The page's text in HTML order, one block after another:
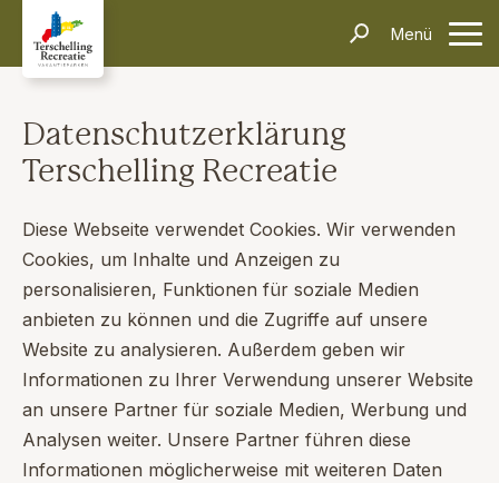
Menü
Kontakt
Unterkünfte
Informationen
Häufig gestellte Fragen
Anreise & Transport
Dörfer & Einkaufen
Aktivitäten & Tipps
Über Terschelling
Inselerlebnisse
Alleinreisende
Dark Sky Park
Schiffswrackmuseum
Kontakt
Suchen und Buchen
Datenschutzerklärung
Terschelling Recreatie
Diese Webseite verwendet Cookies. Wir verwenden
Cookies, um Inhalte und Anzeigen zu
personalisieren, Funktionen für soziale Medien
anbieten zu können und die Zugriffe auf unsere
Website zu analysieren. Außerdem geben wir
Informationen zu Ihrer Verwendung unserer Website
an unsere Partner für soziale Medien, Werbung und
Analysen weiter. Unsere Partner führen diese
Informationen möglicherweise mit weiteren Daten